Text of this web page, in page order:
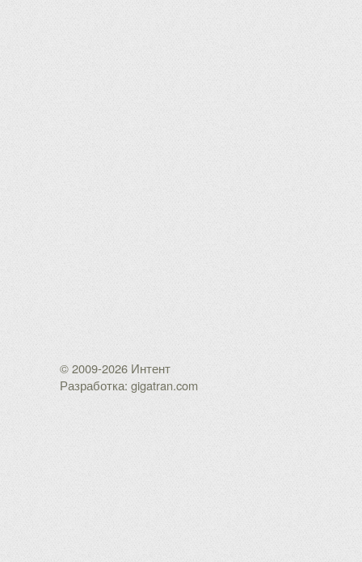
© 2009-2026 Интент
Разработка: gigatran.com